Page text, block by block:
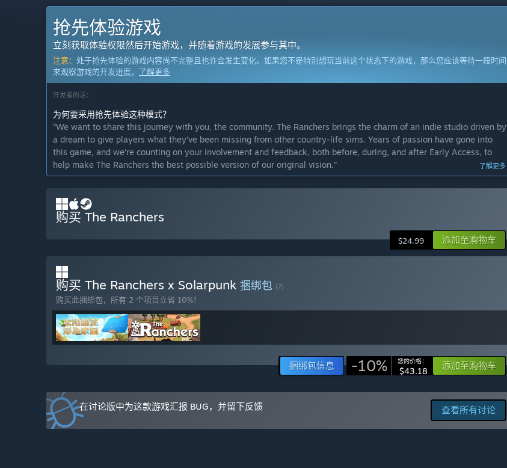
抢先体验游戏
立刻获取体验权限然后开始游戏，并随着游戏的发展参与其中。
注意： 处于抢先体验的游戏内容尚不完整且也许会发生变化。如果您不是特别想玩当前这个状态下的游戏，那么您应该等待一段时间
来观察游戏的开发进度。 了解更多
开发者的话：
为何要采用抢先体验这种模式？
“We want to share this journey with you, the community. The Ranchers brings the charm of an indie studio driven by
a dream to give players what they’ve been missing from other country-life sims. Years of passion have gone into
this game, and we’re counting on your involvement and feedback, both before, during, and after Early Access, to
help make The Ranchers the best possible version of our original vision.”
“A final date for the full release has not yet been decided, but we roughly expect the game to be in Early Access for
six months. Our goal is to continue improving the game throughout Early Access, both through our planned
milestones and the feedback we receive from you, so that the full release is something we can all appreciate and
“While players will be able to experience the core gameplay and soul of The Ranchers during Early Access, we plan
to make the full experience much richer. With a strong focus on expansion, exploration, and depth across our
planned milestones, the full version is planned to place you in a larger, more feature-filled world.”
抢先体验版本的现状如何？
“The Early Access version of The Ranchers closely mirrors the demo version - you can read more about the features
in the “About This Game” section. With a focus on extensive content and exploration, we plan to continue polishing
performance throughout the entire Early Access period.”
在抢先体验期间和结束之后，游戏价格会有所不同吗？
“We plan to increase the price slightly as we ship new content and features, while our goal still is to keep it
accessible to as many people as possible.”
在开发过程中，你们是如何计划让玩家社区参与进来的？
“You, the community, are an important part of the game. We value your feedback and appreciate the engagement of
了解更多
购买 The Ranchers
$24.99 添加至购物车
购买 The Ranchers x Solarpunk 捆绑包 (?)
购买此捆绑包，所有 2 个项目立省 10%！
捆绑包信息 -10% 您的价格：
$43.18 添加至购物车
查看所有讨论
在讨论版中为这款游戏汇报 BUG，并留下反馈